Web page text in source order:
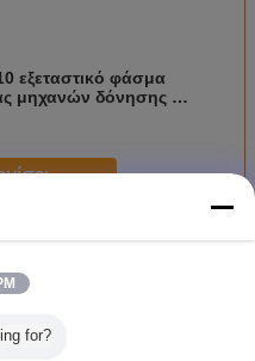
εξεταστικό φάσμα
μηχανών δόνησης 1-
δοκιμής
for?